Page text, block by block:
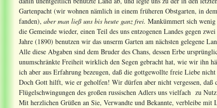
Gartenpacht (wir wohnen nämlich in einem früheren Obstgarten, in
fanden), aber man ließ uns bis heute ganz frei. Mankümmert sich
die Gemeinde wieder, einen Teil des uns entzogenen Landes gegen
Jahre (1890) benutzen wir das unserm Garten am nächsten gelegene
Alle diese Abgaben sind dem Bruder des Chans, dessen Erbe
unumschränkte Freiheit wirklich den Segen gebracht hat, wie wir ihn
ich aber aus Erfahrung bezeugen, daß die gottgewollte freie Liebe
Doch Gott hilft, wie er geholfen! Wir dürfen aber nicht vergessen,
Flügelschwingungen des großen russischen Adlers uns vielfach zu
Mit herzlichen Grüßen an Sie, Verwandte und Bekannte, verbleibe mit